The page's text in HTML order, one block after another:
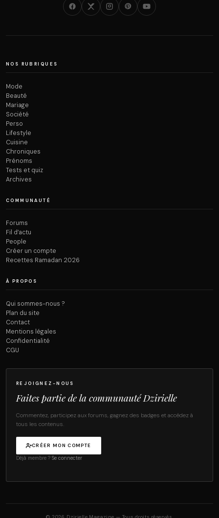
NOS RUBRIQUES
Mode
Beauté
Mariage
Société
Perso
Lifestyle
Cuisine
Chroniques
Prénoms
Tests et quiz
Archives
COMMUNAUTÉ
Forums
Fil d’actu
People
Créer un compte
Recettes Ramadan 2026
À PROPOS
Qui sommes-nous ?
Plan du site
Contact
Mentions légales
Confidentialité
CGU
REJOIGNEZ-NOUS
Faites partie de la communauté Dzirielle
Commentez, participez aux forums, gagnez des badges et accédez à
tous les contenus.
CRÉER MON COMPTE
Déjà membre ? Se connecter